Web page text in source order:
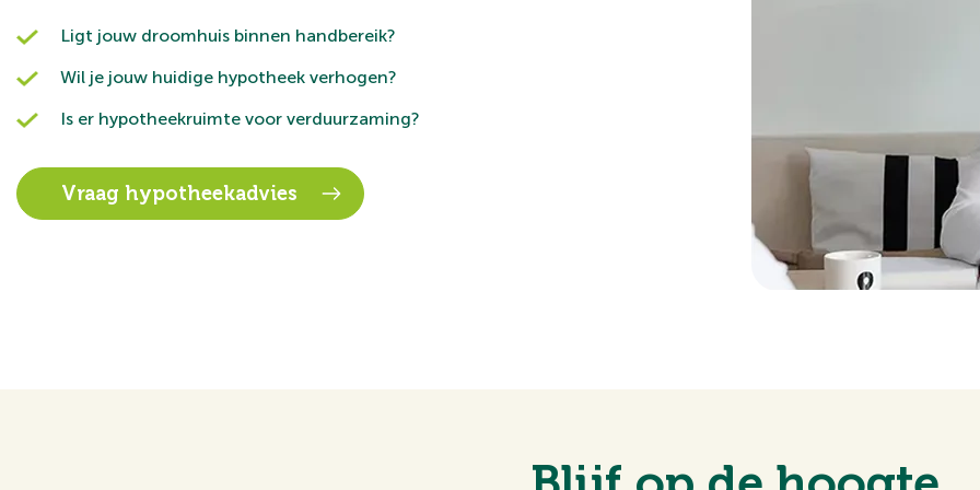
Ligt jouw droomhuis binnen handbereik?
Wil je jouw huidige hypotheek verhogen?
Is er hypotheekruimte voor verduurzaming?
Vraag hypotheekadvies